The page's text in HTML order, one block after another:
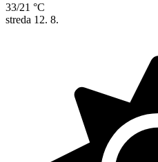
33/21 °C
streda 12. 8.